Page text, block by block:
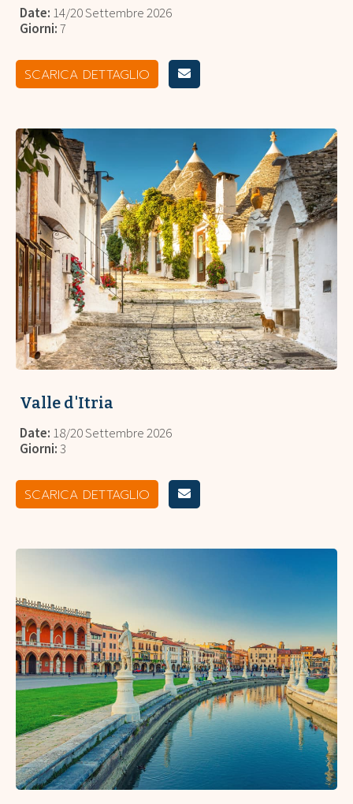
Date: 14/20 Settembre 2026
Giorni:7
SCARICA DETTAGLIO
Valle d'Itria
Date: 18/20 Settembre 2026
Giorni:3
SCARICA DETTAGLIO